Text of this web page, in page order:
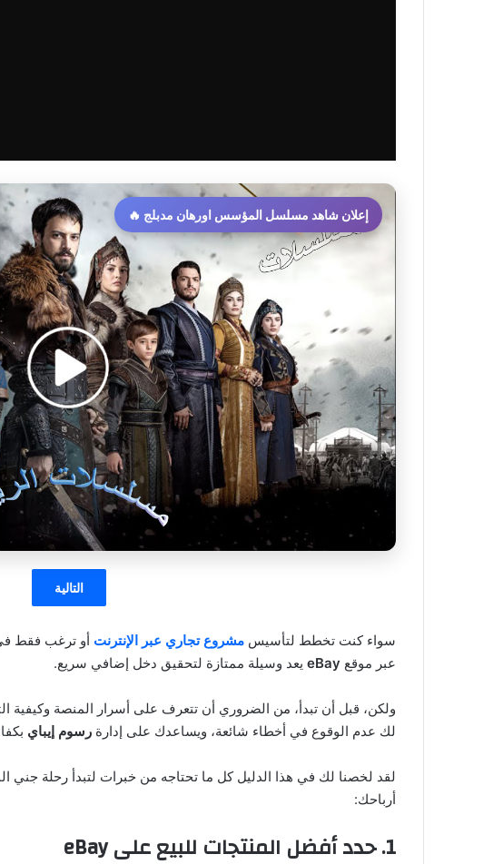
إعلان شاهد مسلسل المؤسس اورهان مدبلج 🔥
التالية
سواء كنت تخطط لتأسيس مشروع تجاري عبر الإنترنت أو ترغب فقط
عبر موقع eBay يعد وسيلة ممتازة لتحقيق دخل إضافي سريع.
ولكن، قبل أن تبدأ، من الضروري أن تتعرف على أسرار المنصة وكيفية
لك عدم الوقوع في أخطاء شائعة، ويساعدك على إدارة رسوم إيباي
لقد لخصنا لك في هذا الدليل كل ما تحتاجه من خبرات لتبدأ رحلة جني
أرباحك:
1. حدد أفضل المنتجات للبيع على eBay